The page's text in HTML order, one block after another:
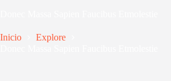
Inicio
Explore